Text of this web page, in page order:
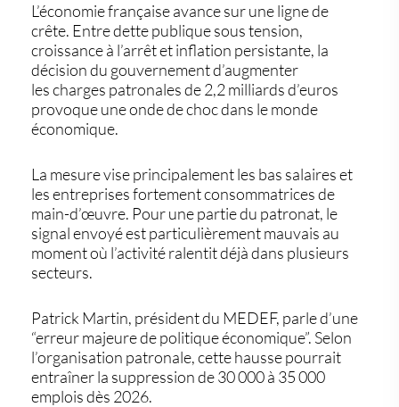
L’économie française avance sur une ligne de
crête. Entre dette publique sous tension,
croissance à l’arrêt et inflation persistante, la
décision du gouvernement d’augmenter
lescharges patronalesde 2,2 milliards d’euros
provoque une onde de choc dans le monde
économique.
La mesure vise principalement les bas salaires et
les entreprises fortement consommatrices de
main-d’œuvre. Pour une partie du patronat, le
signal envoyé est particulièrement mauvais au
moment où l’activité ralentit déjà dans plusieurs
secteurs.
Patrick Martin, président du MEDEF, parle d’une
“erreur majeure de politique économique”. Selon
l’organisation patronale, cette hausse pourrait
entraîner la suppression de 30 000 à 35 000
emplois dès 2026.